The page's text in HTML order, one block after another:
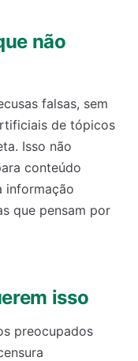
não
falsas, sem
de tópicos
Isso não
conteúdo
informação
que pensam por
isso
preocupados